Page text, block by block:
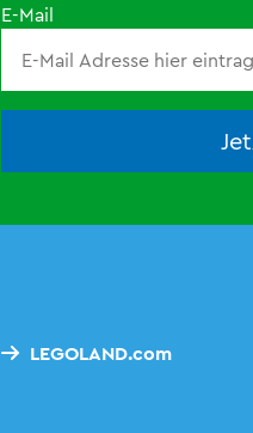
E-Mail
LEGOLAND.com